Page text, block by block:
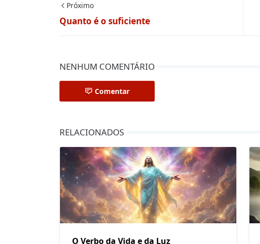
Próximo
Quanto é o suficiente
NENHUM COMENTÁRIO
Comentar
RELACIONADOS
O Verbo da Vida e da Luz